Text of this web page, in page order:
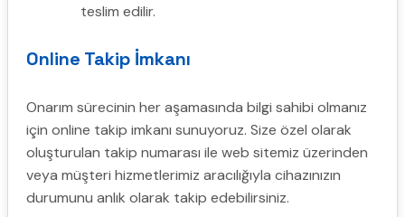
teslim edilir.
Online Takip İmkanı
Onarım sürecinin her aşamasında bilgi sahibi olmanız
için online takip imkanı sunuyoruz. Size özel olarak
oluşturulan takip numarası ile web sitemiz üzerinden
veya müşteri hizmetlerimiz aracılığıyla cihazınızın
durumunu anlık olarak takip edebilirsiniz.